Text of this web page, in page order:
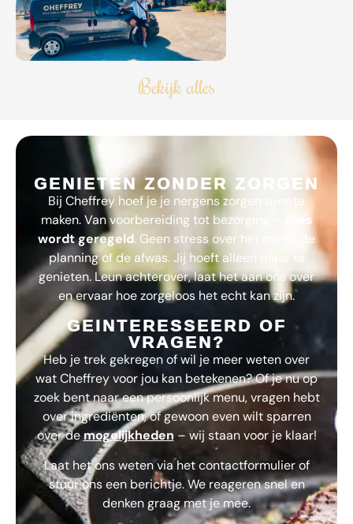
Bekijk alles
GENIETEN ZONDER ZORGEN
Bij Cheffrey hoef je je nergens zorgen over te
maken. Van voorbereiding tot bezorging –
alles
wordt geregeld. Geen stress over het menu, de
planning of de afwas. Jij hoeft alleen maar te
genieten. Leun achterover, laat het aan ons over
en ervaar hoe zorgeloos het echt kan zijn.
GEINTERESSEERD OF
VRAGEN?
Heb je trek gekregen of wil je meer weten over
watCheffreyvoor jou kan betekenen? Of je nu op
zoek bent naar een persoonlijk menu, vragen hebt
over ingrediënten, of gewoon even wilt sparren
over demogelijkheden – wij staan voor je klaar!
Laat het ons weten via het contactformulier of
stuur ons een berichtje. We reageren snel en
denken graag met je mee.